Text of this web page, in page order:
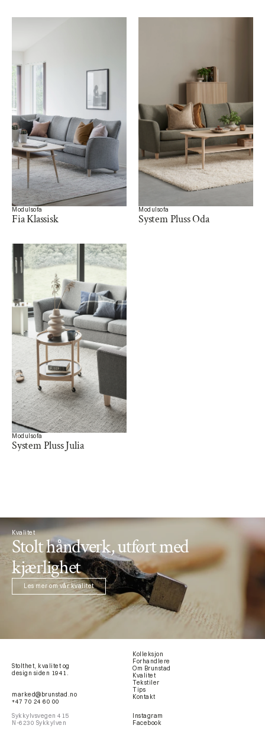
Modulsofa
Fia Klassisk
Modulsofa
System Pluss Oda
Modulsofa
System Pluss Julia
Kvalitet
Stolt håndverk, utført med
kjærlighet
Les mer om vår kvalitet
Stolthet, kvalitet og
design siden 1941.
marked@brunstad.no
+47 70 24 60 00
Sykkylvsvegen 415
N-6230 Sykkylven
Kolleksjon
Forhandlere
Om Brunstad
Kvalitet
Tekstiler
Tips
Kontakt
Instagram
Facebook